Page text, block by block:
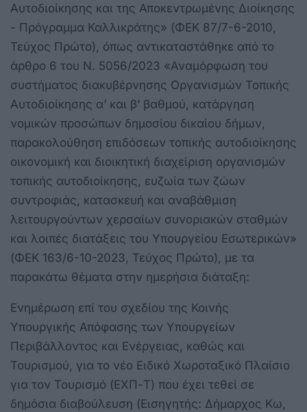
Αυτοδιοίκησης και της Αποκεντρωμένης Διοίκησης
- Πρόγραμμα Καλλικράτης» (ΦΕΚ 87/7-6-2010,
Τεύχος Πρώτο), όπως αντικαταστάθηκε από το
άρθρο 6 του Ν. 5056/2023 «Αναμόρφωση του
συστήματος διακυβέρνησης Οργανισμών Τοπικής
Αυτοδιοίκησης α’ και β’ βαθμού, κατάργηση
νομικών προσώπων δημοσίου δικαίου δήμων,
παρακολούθηση επιδόσεων τοπικής αυτοδιοίκησης
οικονομική και διοικητική διαχείριση οργανισμών
τοπικής αυτοδιοίκησης, ευζωία των ζώων
συντροφιάς, κατασκευή και αναβάθμιση
λειτουργούντων χερσαίων συνοριακών σταθμών
και λοιπές διατάξεις του Υπουργείου Εσωτερικών»
(ΦΕΚ 163/6-10-2023, Τεύχος Πρώτο), με τα
παρακάτω θέματα στην ημερήσια διάταξη:
Ενημέρωση επί του σχεδίου της Κοινής
Υπουργικής Απόφασης των Υπουργείων
Περιβάλλοντος και Ενέργειας, καθώς και
Τουρισμού, για το νέο Ειδικό Χωροταξικό Πλαίσιο
για τον Τουρισμό (ΕΧΠ-Τ) που έχει τεθεί σε
δημόσια διαβούλευση (Εισηγητής: Δήμαρχος Κω,